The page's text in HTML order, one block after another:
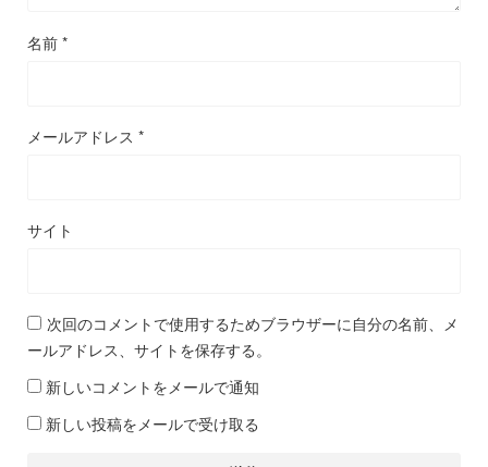
名前 *
メールアドレス *
サイト
次回のコメントで使用するためブラウザーに自分の名前、メ
ールアドレス、サイトを保存する。
新しいコメントをメールで通知
新しい投稿をメールで受け取る